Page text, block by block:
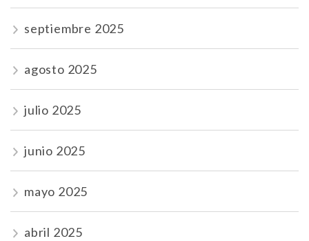
septiembre 2025
agosto 2025
julio 2025
junio 2025
mayo 2025
abril 2025